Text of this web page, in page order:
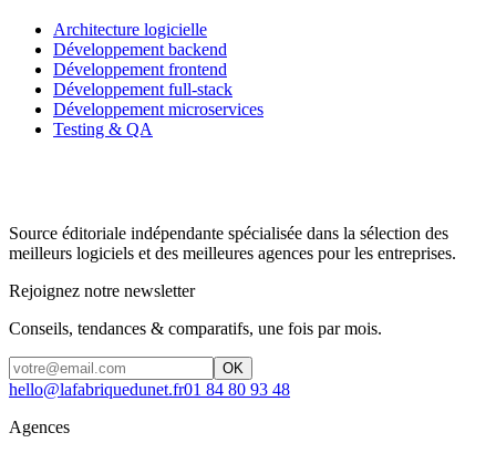
Architecture logicielle
Développement backend
Développement frontend
Développement full-stack
Développement microservices
Testing & QA
Source éditoriale indépendante spécialisée dans la sélection des
meilleurs logiciels et des meilleures agences pour les entreprises.
Rejoignez notre newsletter
Conseils, tendances & comparatifs, une fois par mois.
OK
hello@lafabriquedunet.fr01 84 80 93 48
Agences